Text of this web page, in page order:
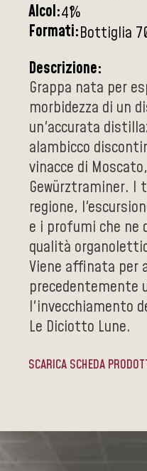
Alcol:41%
Formati:Bottiglia
Descrizione:
Grappa nata per
morbidezza di un
un'accurata
alambicco
vinacce di
Gewürztraminer.
regione,
e i profumi che ne
qualità
Viene affinata per
precedentemente
l'invecchiamento
Le Diciotto Lune.
SCARICA SCHEDA